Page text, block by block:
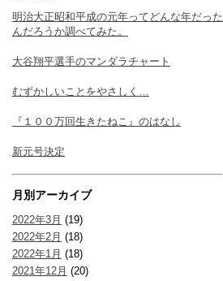
明治大正昭和平成の元年ってどんな年だった
んだろうか調べてみた。
大谷翔平選手のマンダラチャート
むずかしいことをやさしく…
『１００万回生きたねこ』のはなし
新元号決定
月別アーカイブ
2022年3月 (19)
2022年2月 (18)
2022年1月 (18)
2021年12月 (20)